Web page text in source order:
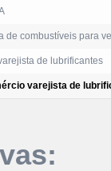
de combustíveis para
de lubrificantes
varejista de